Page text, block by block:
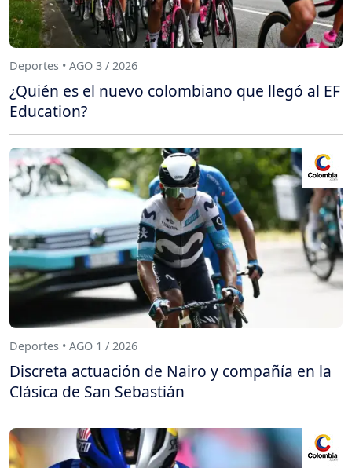
Deportes • AGO 3 / 2026
¿Quién es el nuevo colombiano que llegó al EF
Education?
Deportes • AGO 1 / 2026
Discreta actuación de Nairo y compañía en la
Clásica de San Sebastián